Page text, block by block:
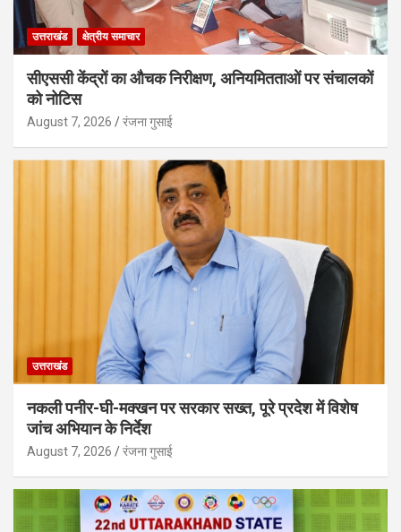
उत्तराखंड क्षेत्रीय समाचार
सीएससी केंद्रों का औचक निरीक्षण, अनियमितताओं पर संचालकों
को नोटिस
August 7, 2026 रंजना गुसाई
उत्तराखंड
नकली पनीर-घी-मक्खन पर सरकार सख्त, पूरे प्रदेश में विशेष
जांच अभियान के निर्देश
August 7, 2026 रंजना गुसाई